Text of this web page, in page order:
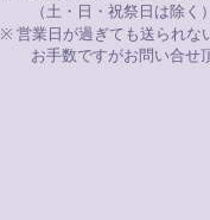
（土・日・祝祭日は除く
※ 営業日が過ぎても送られな
お手数ですがお問い合せ